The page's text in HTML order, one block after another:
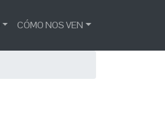
CÓMO NOS VEN